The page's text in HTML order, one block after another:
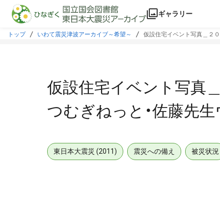
本文に飛ぶ
ギャラリー
トップ いわて震災津波アーカイブ～希望～ 仮設住宅イベント写真＿２
仮設住宅イベント写真
つむぎねっと・佐藤先
東日本大震災 (2011) 震災への備え 被災状況